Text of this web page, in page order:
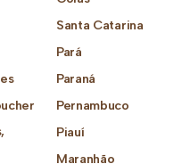
Santa Catarina
Pará
Paraná
Pernambuco
Piauí
Maranhão